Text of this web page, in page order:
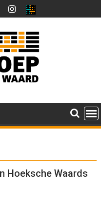
Hoeksche Waards